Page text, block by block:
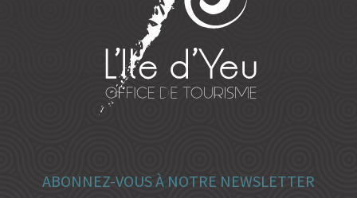
ABONNEZ-VOUS À NOTRE NEWSLETTER